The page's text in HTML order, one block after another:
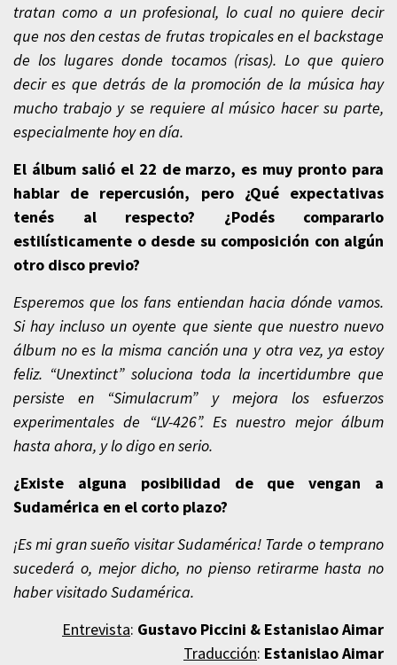
tratan como a un profesional, lo cual no quiere decir
que nos den cestas de frutas tropicales en el backstage
de los lugares donde tocamos (risas). Lo que quiero
decir es que detrás de la promoción de la música hay
mucho trabajo y se requiere al músico hacer su parte,
especialmente hoy en día.
El álbum salió el 22 de marzo, es muy pronto para
hablar de repercusión, pero ¿Qué expectativas
tenés al respecto? ¿Podés compararlo
estilísticamente o desde su composición con algún
otro disco previo?
Esperemos que los fans entiendan hacia dónde vamos.
Si hay incluso un oyente que siente que nuestro nuevo
álbum no es la misma canción una y otra vez, ya estoy
feliz. “Unextinct” soluciona toda la incertidumbre que
persiste en “Simulacrum” y mejora los esfuerzos
experimentales de “LV-426”. Es nuestro mejor álbum
hasta ahora, y lo digo en serio.
¿Existe alguna posibilidad de que vengan a
Sudamérica en el corto plazo?
¡Es mi gran sueño visitar Sudamérica! Tarde o temprano
sucederá o, mejor dicho, no pienso retirarme hasta no
haber visitado Sudamérica.
Entrevista: Gustavo Piccini & Estanislao Aimar
Traducción: Estanislao Aimar